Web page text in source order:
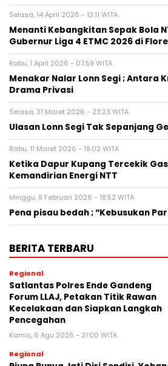
Selasa, 14 April 2026 - 13:11 WITA
Menanti Kebangkitan Sepak Bola
Gubernur Liga 4 ETMC 2026 di
Rabu, 1 April 2026 - 07:59 WITA
Menakar Nalar Lonn Segi ; Antara
Drama Privasi
Selasa, 31 Maret 2026 - 23:23 WITA
Ulasan Lonn Segi Tak Sepanjang
Rabu, 11 Maret 2026 - 19:02 WITA
Ketika Dapur Kupang Tercekik
Kemandirian Energi NTT
Minggu, 8 Februari 2026 - 18:52 WITA
Pena pisau bedah ; “Kebusukan
BERITA TERBARU
Regional
Satlantas Polres Ende Gandeng
Forum LLAJ, Petakan Titik Rawan
Kecelakaan dan Siapkan Langkah
Pencegahan
Kamis, 6 Agu 2026 - 21:00 WITA
Regional